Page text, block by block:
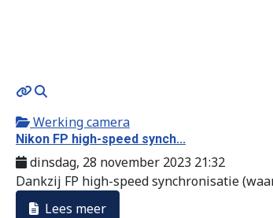
MOD_JTCS_VIEW_ARTICLE_LINK
Werking camera
Nikon FP high-speed synch...
dinsdag, 28 november 2023 21:32
Dankzij FP high-speed synchronisatie
Lees meer